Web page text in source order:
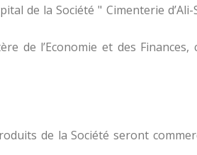
de la Société " Cimenterie
l’Economie et des Finances,
de la Société seront